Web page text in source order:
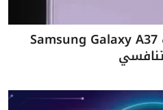
استكشف مميزات هاتف Samsung Galaxy A37